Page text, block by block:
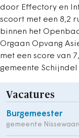
door Effectory en
scoort met een 8,2
binnen het
Orgaan Opvang
met een score van
gemeente Schijndel
Vacatures
Burgemeester
gemeente